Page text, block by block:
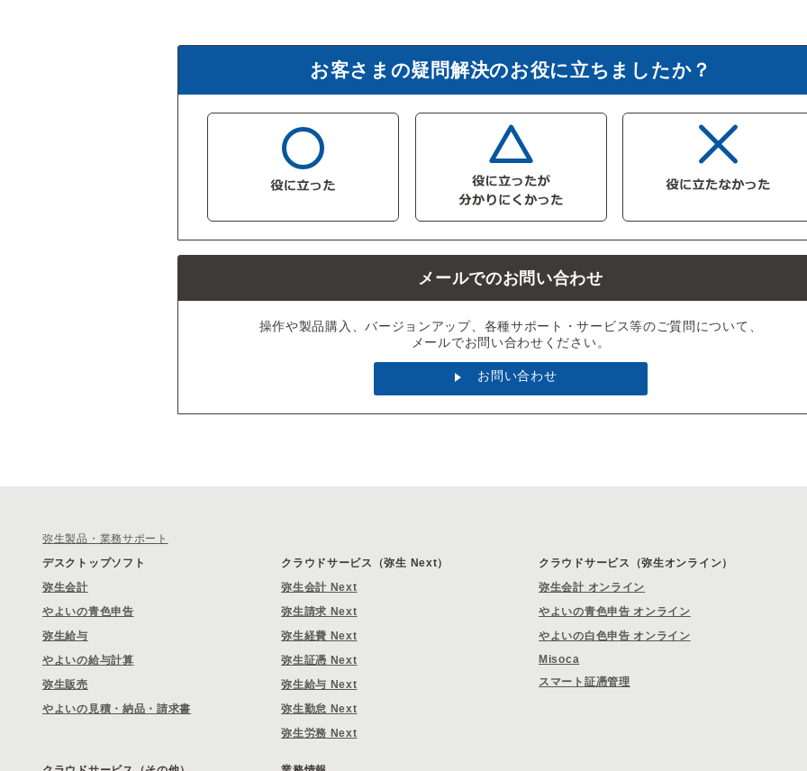
お客さまの疑問解決のお役に立ちましたか？
メールでのお問い合わせ
操作や製品購入、バージョンアップ、各種サポート・サービス等のご質問について、
メールでお問い合わせください。
お問い合わせ
弥生製品・業務サポート
デスクトップソフト
弥生会計
やよいの青色申告
弥生給与
やよいの給与計算
弥生販売
やよいの見積・納品・請求書
クラウドサービス（弥生 Next）
弥生会計 Next
弥生請求 Next
弥生経費 Next
弥生証憑 Next
弥生給与 Next
弥生勤怠 Next
弥生労務 Next
クラウドサービス（弥生オンライン）
弥生会計 オンライン
やよいの青色申告 オンライン
やよいの白色申告 オンライン
Misoca
スマート証憑管理